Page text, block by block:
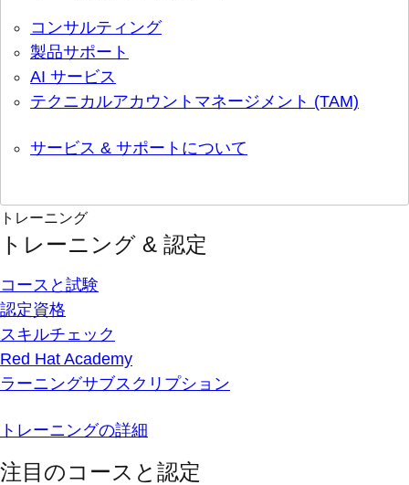
コンサルティング
製品サポート
AI サービス
テクニカルアカウントマネージメント (TAM)
サービス & サポートについて
トレーニング
トレーニング & 認定
コースと試験
認定資格
スキルチェック
Red Hat Academy
ラーニングサブスクリプション
トレーニングの詳細
注目のコースと認定